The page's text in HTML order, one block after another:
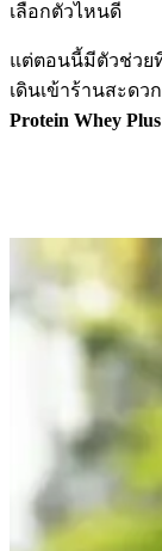
เลือกตัวไหนดี
แต่ตอนนี้มีตัวช่วยที่
เดินเข้าร้านสะดว
Protein Whey Plus